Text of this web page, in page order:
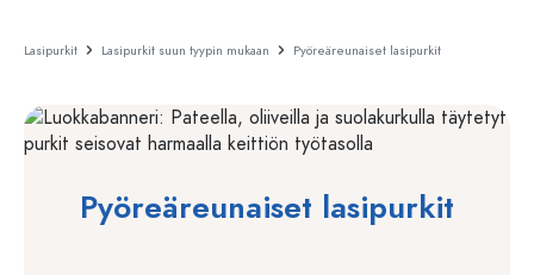
Lasipurkit Lasipurkit suun tyypin mukaan Pyöreäreunaiset lasipurkit
Pyöreäreunaiset lasipurkit